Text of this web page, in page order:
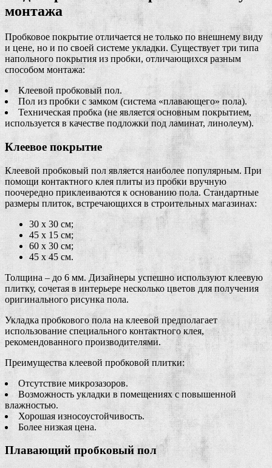
монтажа
Пробковое покрытие отличается не только по внешнему виду
и цене, но и по своей системе укладки. Существует три типа
напольного покрытия из пробки, отличающихся разным
способом монтажа:
Клеевой пробковый пол.
Пол из пробки с замком (система «плавающего» пола).
Техническая пробка (не является основным покрытием,
используется в качестве подложки под ламинат, линолеум).
Клеевое покрытие
Клеевой пробковый пол является наиболее популярным. При
помощи контактного клея плиты из пробки вручную
поочередно приклеиваются к основанию пола. Стандартные
размеры плиток, встречающихся в строительных магазинах:
30 х 30 см;
45 х 15 см;
60 х 30 см;
45 х 45 см.
Толщина – до 6 мм. Дизайнеры успешно используют клеевую
плитку, сочетая в интерьере несколько цветов для получения
оригинального рисунка пола.
Укладка пробкового пола на клеевой предполагает
использование специального контактного клея,
рекомендованного производителями.
Преимущества клеевой пробковой плитки:
Отсутствие микрозазоров.
Возможность укладки в помещениях с повышенной
влажностью.
Хорошая износоустойчивость.
Более низкая цена.
Плавающий пробковый пол